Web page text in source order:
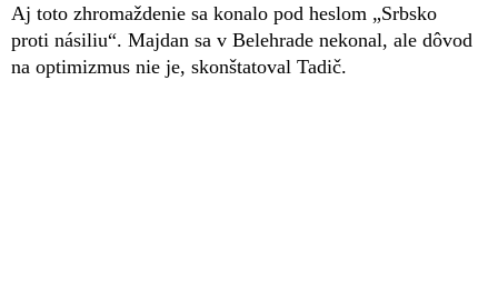
Aj toto zhromaždenie sa konalo pod heslom „Srbsko
proti násiliu“. Majdan sa v Belehrade nekonal, ale dôvod
na optimizmus nie je, skonštatoval Tadič.